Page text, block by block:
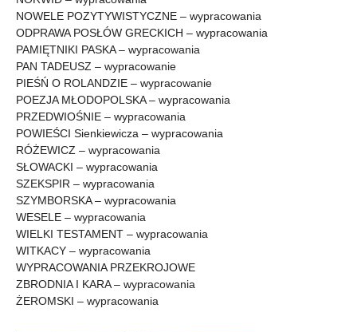
NOWELE POZYTYWISTYCZNE – wypracowania
ODPRAWA POSŁÓW GRECKICH – wypracowania
PAMIĘTNIKI PASKA – wypracowania
PAN TADEUSZ – wypracowanie
PIEŚŃ O ROLANDZIE – wypracowanie
POEZJA MŁODOPOLSKA – wypracowania
PRZEDWIOŚNIE – wypracowania
POWIEŚCI Sienkiewicza – wypracowania
RÓŻEWICZ – wypracowania
SŁOWACKI – wypracowania
SZEKSPIR – wypracowania
SZYMBORSKA – wypracowania
WESELE – wypracowania
WIELKI TESTAMENT – wypracowania
WITKACY – wypracowania
WYPRACOWANIA PRZEKROJOWE
ZBRODNIA I KARA – wypracowania
ŻEROMSKI – wypracowania